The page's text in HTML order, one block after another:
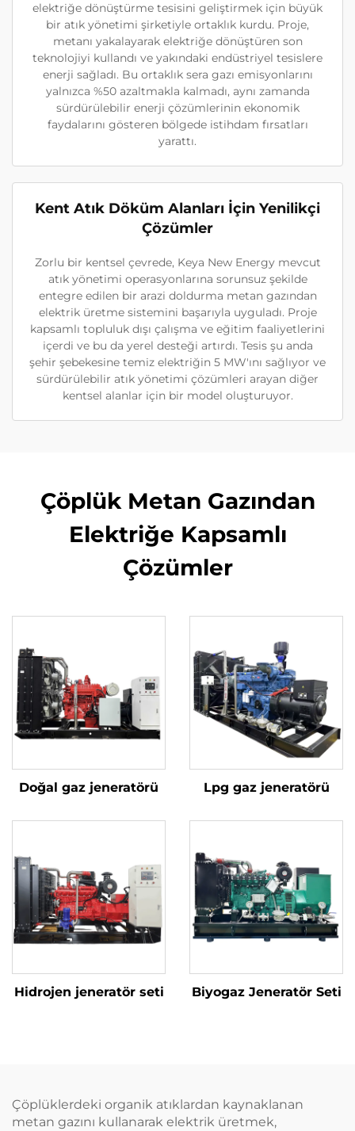
elektriğe dönüştürme tesisini geliştirmek için büyük
bir atık yönetimi şirketiyle ortaklık kurdu. Proje,
metanı yakalayarak elektriğe dönüştüren son
teknolojiyi kullandı ve yakındaki endüstriyel tesislere
enerji sağladı. Bu ortaklık sera gazı emisyonlarını
yalnızca %50 azaltmakla kalmadı, aynı zamanda
sürdürülebilir enerji çözümlerinin ekonomik
faydalarını gösteren bölgede istihdam fırsatları
yarattı.
Kent Atık Döküm Alanları İçin Yenilikçi
Çözümler
Zorlu bir kentsel çevrede, Keya New Energy mevcut
atık yönetimi operasyonlarına sorunsuz şekilde
entegre edilen bir arazi doldurma metan gazından
elektrik üretme sistemini başarıyla uyguladı. Proje
kapsamlı topluluk dışı çalışma ve eğitim faaliyetlerini
içerdi ve bu da yerel desteği artırdı. Tesis şu anda
şehir şebekesine temiz elektriğin 5 MW'ını sağlıyor ve
sürdürülebilir atık yönetimi çözümleri arayan diğer
kentsel alanlar için bir model oluşturuyor.
Çöplük Metan Gazından
Elektriğe Kapsamlı
Çözümler
Doğal gaz jeneratörü Lpg gaz jeneratörü
Hidrojen jeneratör seti Biyogaz Jeneratör Seti
Çöplüklerdeki organik atıklardan kaynaklanan
metan gazını kullanarak elektrik üretmek,